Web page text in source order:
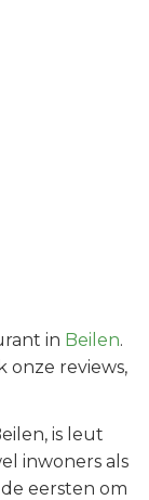
in Beilen.
onze reviews,
, is leut
inwoners als
eersten om